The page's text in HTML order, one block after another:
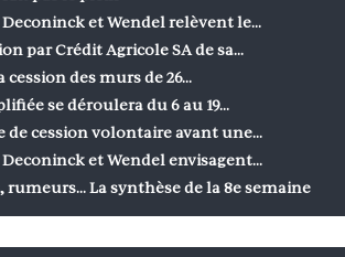
et Wendel relèvent le…
par Crédit Agricole SA de sa…
cession des murs de 26…
se déroulera du 6 au 19…
de cession volontaire avant une…
et Wendel envisagent…
rumeurs… La synthèse de la 8e semaine